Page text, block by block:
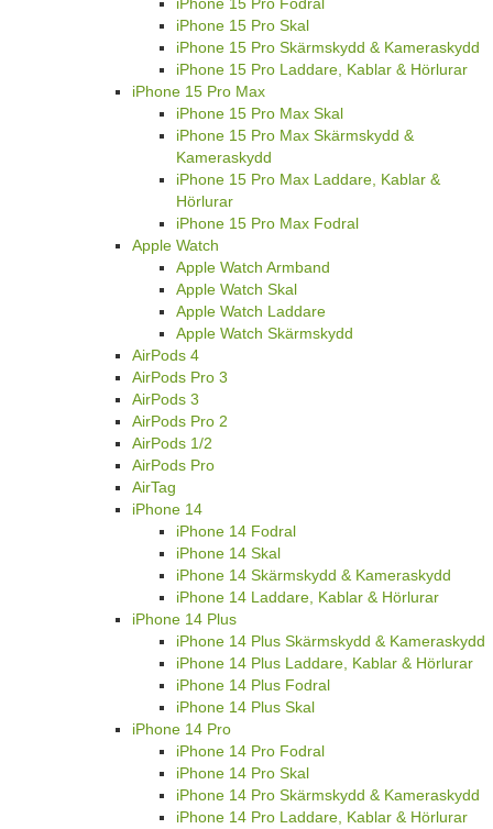
iPhone 15 Pro Fodral
iPhone 15 Pro Skal
iPhone 15 Pro Skärmskydd & Kameraskydd
iPhone 15 Pro Laddare, Kablar & Hörlurar
iPhone 15 Pro Max
iPhone 15 Pro Max Skal
iPhone 15 Pro Max Skärmskydd &
Kameraskydd
iPhone 15 Pro Max Laddare, Kablar &
Hörlurar
iPhone 15 Pro Max Fodral
Apple Watch
Apple Watch Armband
Apple Watch Skal
Apple Watch Laddare
Apple Watch Skärmskydd
AirPods 4
AirPods Pro 3
AirPods 3
AirPods Pro 2
AirPods 1/2
AirPods Pro
AirTag
iPhone 14
iPhone 14 Fodral
iPhone 14 Skal
iPhone 14 Skärmskydd & Kameraskydd
iPhone 14 Laddare, Kablar & Hörlurar
iPhone 14 Plus
iPhone 14 Plus Skärmskydd & Kameraskydd
iPhone 14 Plus Laddare, Kablar & Hörlurar
iPhone 14 Plus Fodral
iPhone 14 Plus Skal
iPhone 14 Pro
iPhone 14 Pro Fodral
iPhone 14 Pro Skal
iPhone 14 Pro Skärmskydd & Kameraskydd
iPhone 14 Pro Laddare, Kablar & Hörlurar